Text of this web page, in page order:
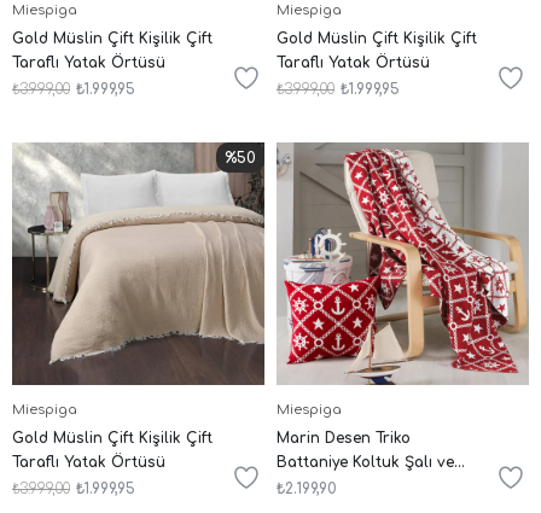
Miespiga
Gold Müslin Çift Kişilik Çift
Taraflı Yatak Örtüsü
₺1.999,95
₺3.999,00
Miespiga
Gold Müslin Çift Kişilik Çift
Taraflı Yatak Örtüsü
₺1.999,95
₺3.999,00
Miespiga
Gold Müslin Çift Kişilik Çift
Taraflı Yatak Örtüsü
₺1.999,95
₺3.999,00
%50
Miespiga
Marin Desen Triko
Battaniye Koltuk Şalı ve
Kırlent Kılıfı Seti
₺2.199,90